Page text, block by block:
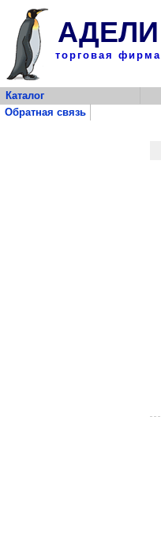
АДЕЛИ
торговая фирма
Каталог
Обратная связь